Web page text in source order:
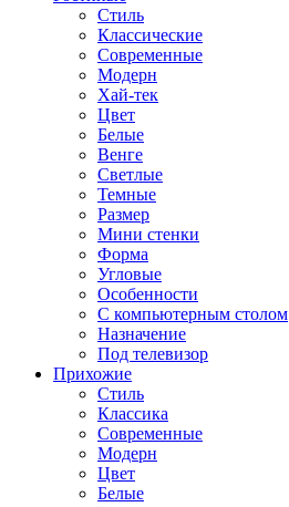
Стиль
Классические
Современные
Модерн
Хай-тек
Цвет
Белые
Венге
Светлые
Темные
Размер
Мини стенки
Форма
Угловые
Особенности
С компьютерным столом
Назначение
Под телевизор
Прихожие
Стиль
Классика
Современные
Модерн
Цвет
Белые